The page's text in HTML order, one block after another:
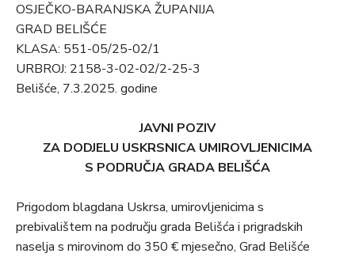
OSJEČKO-BARANJSKA ŽUPANIJA
GRAD BELIŠĆE
KLASA: 551-05/25-02/1
URBROJ: 2158-3-02-02/2-25-3
Belišće, 7.3.2025. godine
JAVNI POZIV
ZA DODJELU USKRSNICA UMIROVLJENICIMA
S PODRUČJA GRADA BELIŠĆA
Prigodom blagdana Uskrsa, umirovljenicima s
prebivalištem na području grada Belišća i prigradskih
naselja s mirovinom do 350 € mjesečno, Grad Belišće